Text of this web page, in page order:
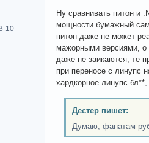
10
Ну сравнивать питон и
мощности бумажный
питон даже не может
мажорными версиями, о
даже не заикаются, те
при переносе с линупс
хардкорное линупс-
Дестер пишет:
Думаю, фанатам